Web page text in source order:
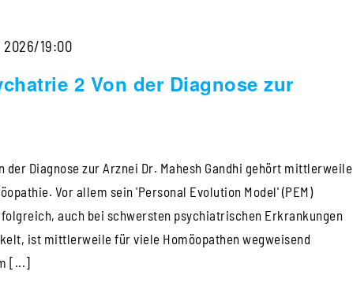
2 Von der Diagnose zur
2026/19:00
Psychatrie
der
Diagnose
der Diagnose zur Arznei Dr. Mahesh Gandhi gehört mittlerweile
Vor allem sein 'Personal Evolution Model' (PEM)
auch bei schwersten psychiatrischen Erkrankungen
ist mittlerweile für viele Homöopathen wegweisend
[...]